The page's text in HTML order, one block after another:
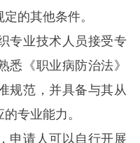
的其他条件。
业技术人员接受专
悉《职业病防治法》
规范，并具备与其从
专业能力。
请人可以自行开展